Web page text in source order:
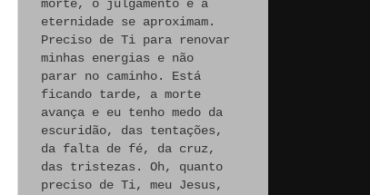
morte, o julgamento e a
eternidade se aproximam.
Preciso de Ti para renovar
minhas energias e não
parar no caminho. Está
ficando tarde, a morte
avança e eu tenho medo da
escuridão, das tentações,
da falta de fé, da cruz,
das tristezas. Oh, quanto
preciso de Ti, meu Jesus,